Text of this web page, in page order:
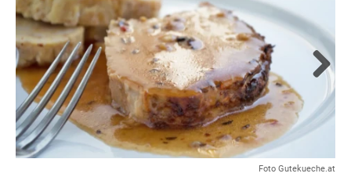
Foto Gutekueche.at